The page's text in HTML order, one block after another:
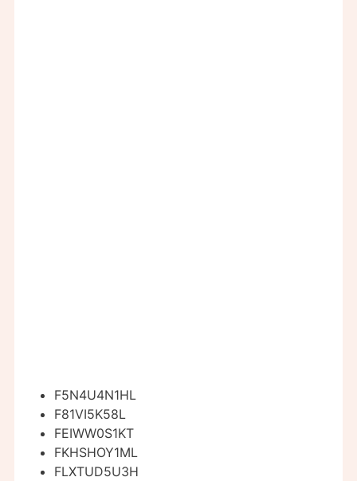
F5N4U4N1HL
F81VI5K58L
FEIWW0S1KT
FKHSHOY1ML
FLXTUD5U3H